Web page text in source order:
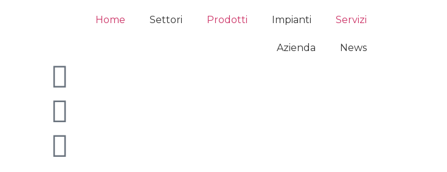
Home Settori Prodotti Impianti Servizi
Azienda News